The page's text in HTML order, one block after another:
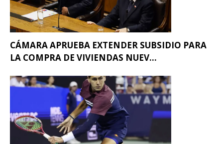
CÁMARA APRUEBA EXTENDER SUBSIDIO PARA
LA COMPRA DE VIVIENDAS NUEV...